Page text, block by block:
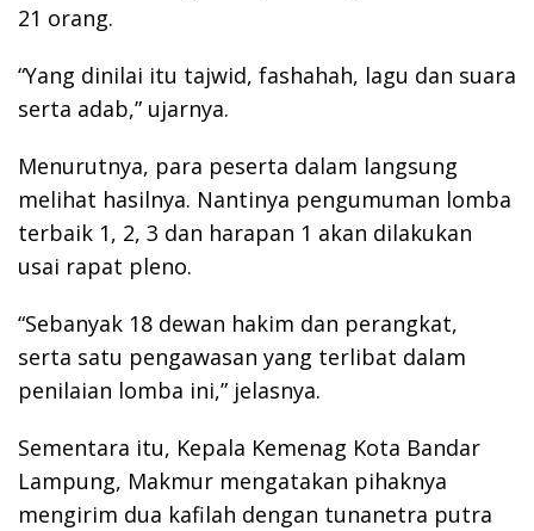
21 orang.
“Yang dinilai itu tajwid, fashahah, lagu dan suara
serta adab,” ujarnya.
Menurutnya, para peserta dalam langsung
melihat hasilnya. Nantinya pengumuman lomba
terbaik 1, 2, 3 dan harapan 1 akan dilakukan
usai rapat pleno.
“Sebanyak 18 dewan hakim dan perangkat,
serta satu pengawasan yang terlibat dalam
penilaian lomba ini,” jelasnya.
Sementara itu, Kepala Kemenag Kota Bandar
Lampung, Makmur mengatakan pihaknya
mengirim dua kafilah dengan tunanetra putra